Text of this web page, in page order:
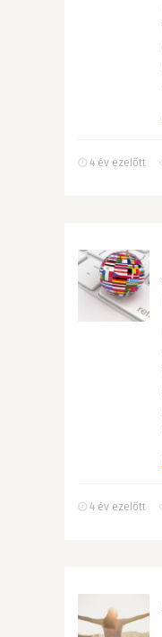
4 év ezelőtt
4 év ezelőtt